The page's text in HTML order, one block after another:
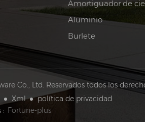
Amortiguador de
Aluminio
Burlete
Co., Ltd. Reservados todos los
Xml
política de privacidad
: Fortune-plus